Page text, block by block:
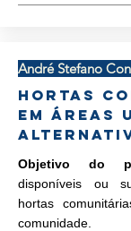
André Stefano
Hortas
em Áreas
Objetivo do
disponíveis ou
hortas
comunidade.